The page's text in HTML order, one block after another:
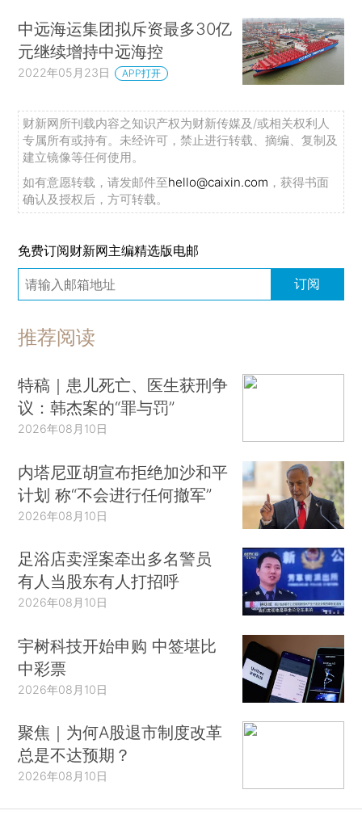
中远海运集团拟斥资最多30亿
元继续增持中远海控
2022年05月23日 APP打开
财新网所刊载内容之知识产权为财新传媒及/或相关权利人
专属所有或持有。未经许可，禁止进行转载、摘编、复制及
建立镜像等任何使用。
如有意愿转载，请发邮件至hello@caixin.com ，获得书面
确认及授权后，方可转载。
免费订阅财新网主编精选版电邮
订阅
推荐阅读
特稿｜患儿死亡、医生获刑争
议：韩杰案的“罪与罚”
2026年08月10日
内塔尼亚胡宣布拒绝加沙和平
计划 称“不会进行任何撤军”
2026年08月10日
足浴店卖淫案牵出多名警员
有人当股东有人打招呼
2026年08月10日
宇树科技开始申购 中签堪比
中彩票
2026年08月10日
聚焦｜为何A股退市制度改革
总是不达预期？
2026年08月10日